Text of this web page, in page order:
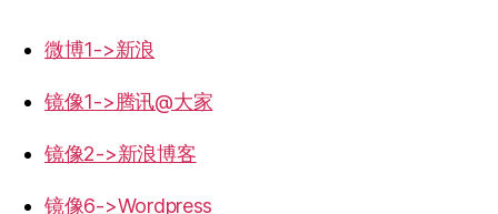
微博1->新浪
镜像1->腾讯@大家
镜像2->新浪博客
镜像6->Wordpress